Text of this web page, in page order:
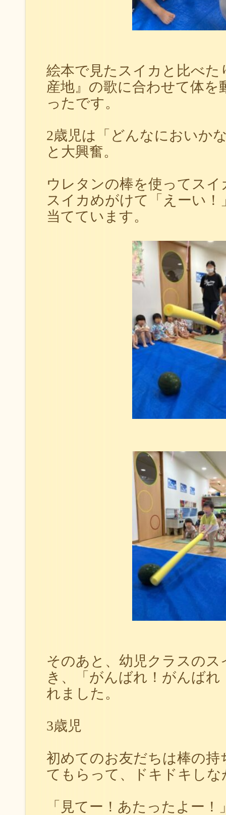
絵本で見たスイカと比べた
産地』の歌に合わせて体を
ったです。
2歳児は「どんなにおいか
と大興奮。
ウレタンの棒を使ってス
スイカめがけて「えーい
当てています。
そのあと、幼児クラスのス
き、「がんばれ！がんば
れました。
3歳児
初めてのお友だちは棒の持
てもらって、ドキドキし
「見てー！あたったよー